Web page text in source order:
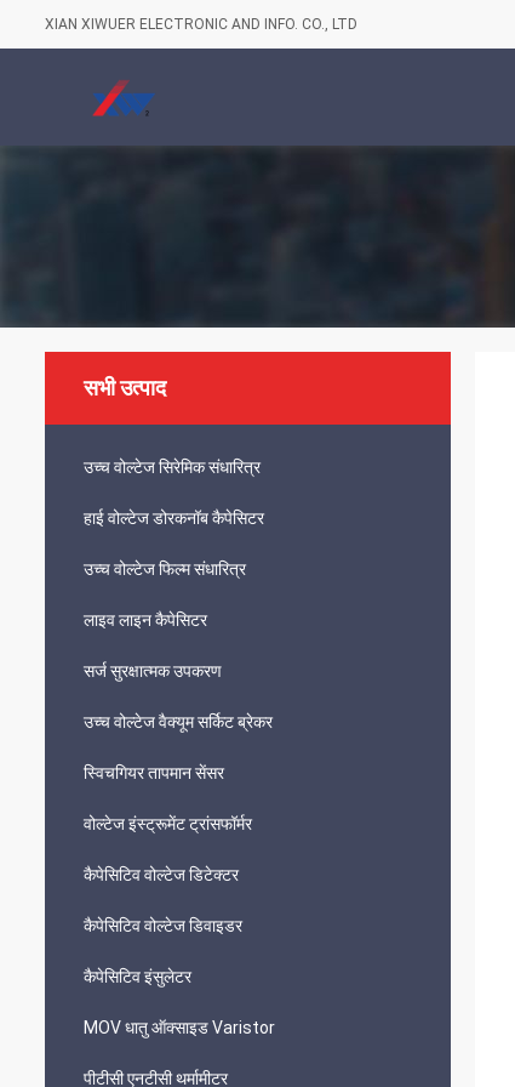
XIAN XIWUER ELECTRONIC AND INFO. CO., LTD
सभी उत्पाद
उच्च वोल्टेज सिरेमिक संधारित्र
हाई वोल्टेज डोरकनॉब कैपेसिटर
उच्च वोल्टेज फिल्म संधारित्र
लाइव लाइन कैपेसिटर
सर्ज सुरक्षात्मक उपकरण
उच्च वोल्टेज वैक्यूम सर्किट ब्रेकर
स्विचगियर तापमान सेंसर
वोल्टेज इंस्ट्रूमेंट ट्रांसफॉर्मर
कैपेसिटिव वोल्टेज डिटेक्टर
कैपेसिटिव वोल्टेज डिवाइडर
कैपेसिटिव इंसुलेटर
MOV धातु ऑक्साइड Varistor
पीटीसी एनटीसी थर्मामीटर